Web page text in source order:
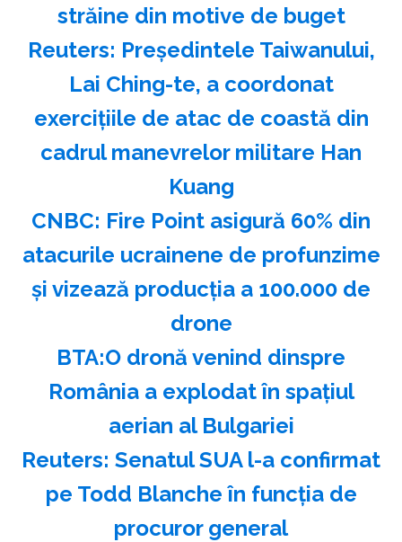
străine din motive de buget
Reuters: Preşedintele Taiwanului,
Lai Ching-te, a coordonat
exerciţiile de atac de coastă din
cadrul manevrelor militare Han
Kuang
CNBC: Fire Point asigură 60% din
atacurile ucrainene de profunzime
şi vizează producţia a 100.000 de
drone
BTA:O dronă venind dinspre
România a explodat în spaţiul
aerian al Bulgariei
Reuters: Senatul SUA l-a confirmat
pe Todd Blanche în funcţia de
procuror general